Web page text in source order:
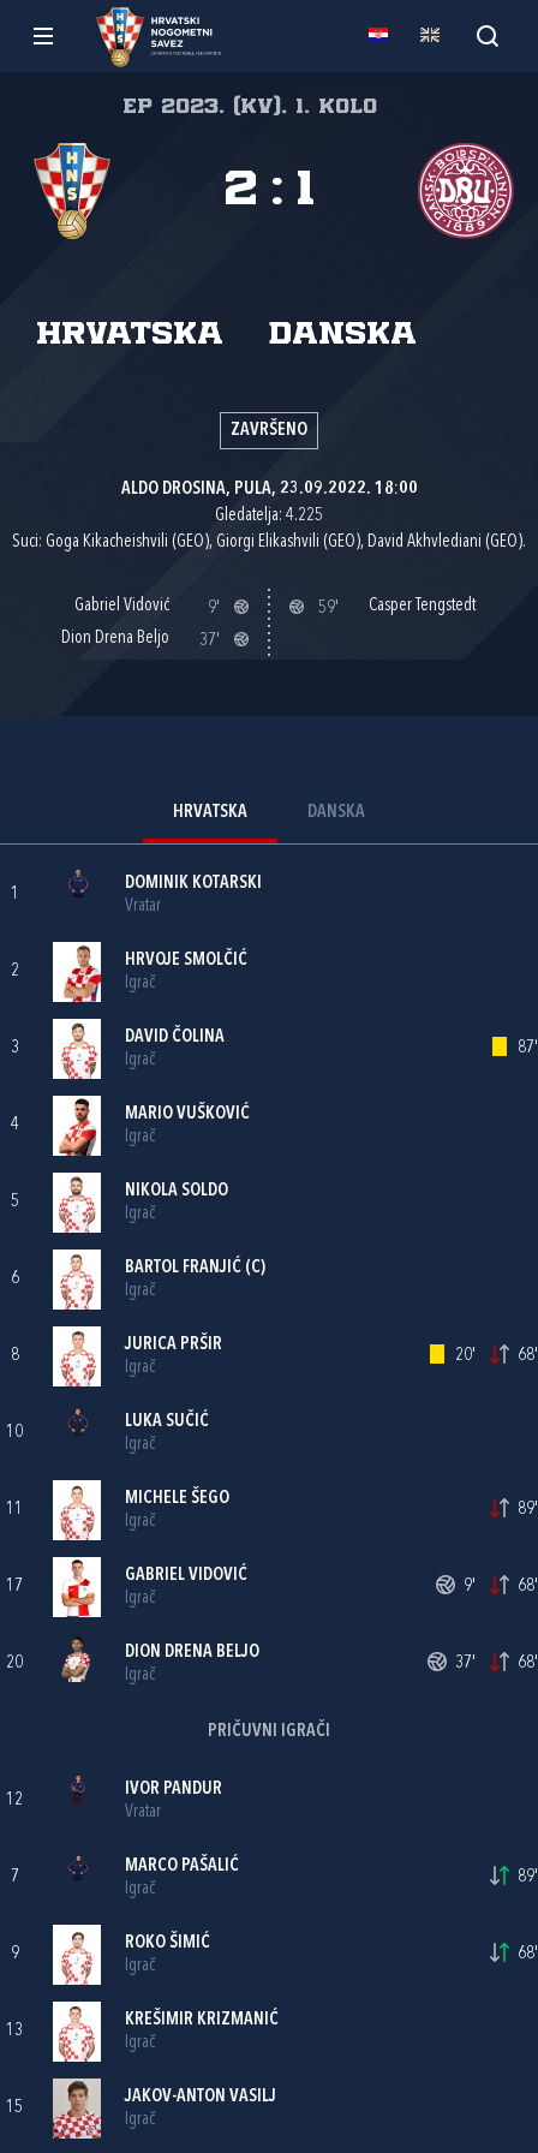
EP 2023. (kv), 1. kolo
Hrvatska Danska
2 : 1
ZAVRŠENO
ALDO DROSINA, PULA, 23.09.2022. 18:00
Gledatelja: 4.225
Suci: Goga Kikacheishvili (GEO), Giorgi Elikashvili (GEO), David Akhvlediani (GEO).
Gabriel Vidović
9'
Dion Drena Beljo
37'
59' Casper Tengstedt
HRVATSKA DANSKA
1
DOMINIK KOTARSKI
Vratar
2
HRVOJE SMOLČIĆ
Igrač
3
DAVID ČOLINA
Igrač
87'
4
MARIO VUŠKOVIĆ
Igrač
5
NIKOLA SOLDO
Igrač
6
BARTOL FRANJIĆ (C)
Igrač
8
JURICA PRŠIR
Igrač
20' 68'
10
LUKA SUČIĆ
Igrač
11
MICHELE ŠEGO
Igrač
89'
17
GABRIEL VIDOVIĆ
Igrač
9' 68'
20
DION DRENA BELJO
Igrač
37' 68'
PRIČUVNI IGRAČI
12
IVOR PANDUR
Vratar
7
MARCO PAŠALIĆ
Igrač
89'
9
ROKO ŠIMIĆ
Igrač
68'
13
KREŠIMIR KRIZMANIĆ
Igrač
15
JAKOV-ANTON VASILJ
Igrač